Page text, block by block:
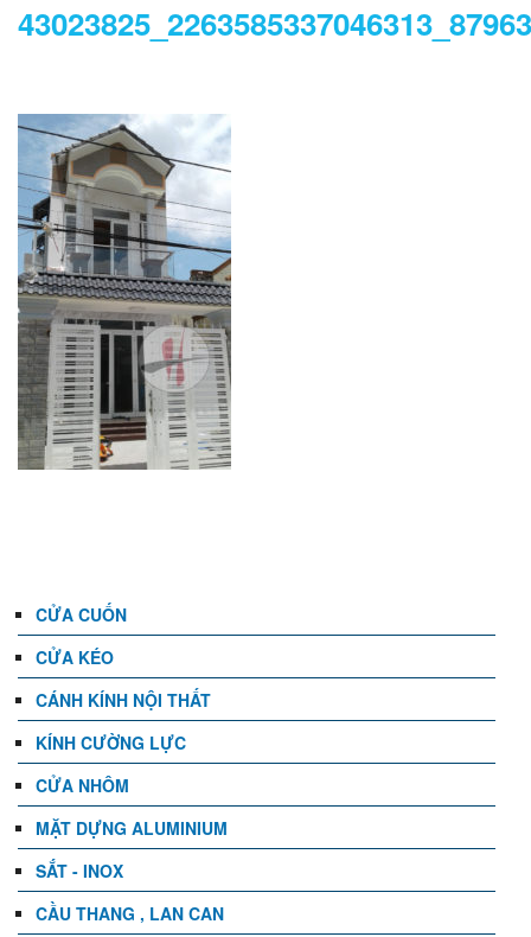
CỬA CUỐN
CỬA KÉO
CÁNH KÍNH NỘI THẤT
KÍNH CƯỜNG LỰC
CỬA NHÔM
MẶT DỰNG ALUMINIUM
SẮT - INOX
CẦU THANG , LAN CAN